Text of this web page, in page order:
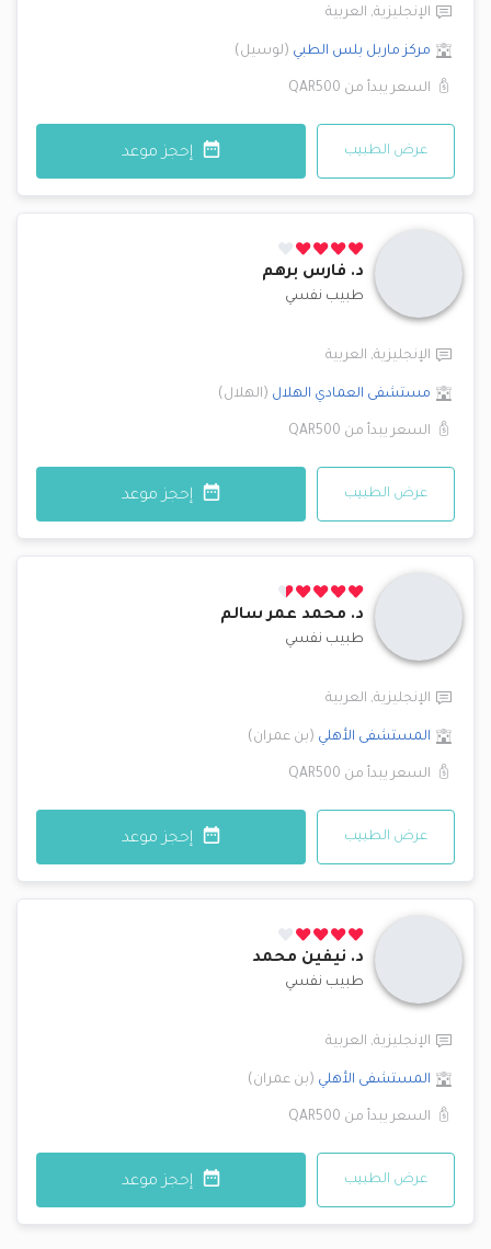
الإنجليزية, العربية
مركز ماربل بلس الطبي (لوسيل)
السعر يبدأ من QAR500
عرض الطبيب إحجز موعد
د. فارس برهم
طبيب نفسي
الإنجليزية, العربية
مستشفى العمادي الهلال (الهلال)
السعر يبدأ من QAR500
عرض الطبيب إحجز موعد
د. محمد عمر سالم
طبيب نفسي
الإنجليزية, العربية
المستشفى الأهلي (بن عمران)
السعر يبدأ من QAR500
عرض الطبيب إحجز موعد
د. نيفين محمد
طبيب نفسي
الإنجليزية, العربية
المستشفى الأهلي (بن عمران)
السعر يبدأ من QAR500
عرض الطبيب إحجز موعد